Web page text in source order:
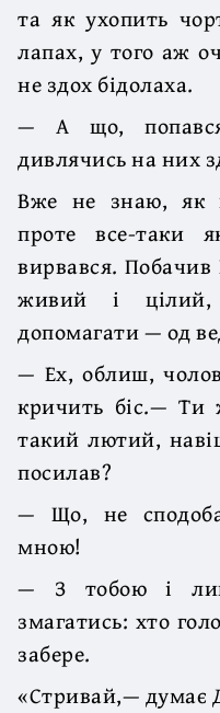
та як ухопить
лапах, у того аж
не здох бідолаха.
— А що,
дивлячись на них
Вже не знаю, як
проте все-таки
вирвався.
живий і
допомагати — од
— Ех, облиш,
кричить біс.— Ти
такий лютий,
посилав?
— Що, не
мною!
— З тобою і
змагатись: хто
забере.
«Стривай,— думає